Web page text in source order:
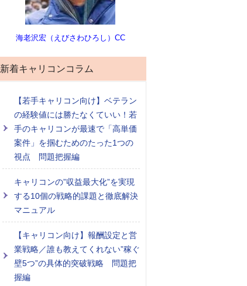
海老沢宏（えびさわひろし）CC
新着キャリコンコラム
【若手キャリコン向け】ベテラン
の経験値には勝たなくていい！若
手のキャリコンが最速で「高単価
案件」を掴むためのたった1つの
視点 問題把握編
キャリコンの”収益最大化”を実現
する10個の戦略的課題と徹底解決
マニュアル
【キャリコン向け】報酬設定と営
業戦略／誰も教えてくれない”稼ぐ
壁5つ”の具体的突破戦略 問題把
握編